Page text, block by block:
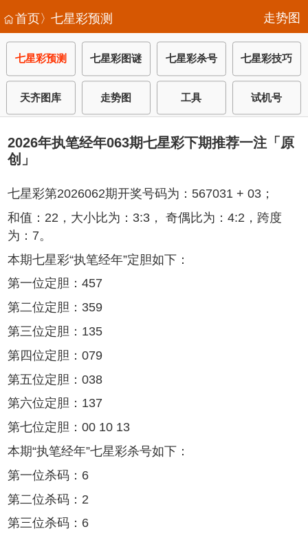
首页〉七星彩预测 走势图
七星彩预测 七星彩图谜 七星彩杀号 七星彩技巧
天齐图库 走势图 工具 试机号
2026年执笔经年063期七星彩下期推荐一注「原
创」
七星彩第2026062期开奖号码为：567031 + 03；
和值：22，大小比为：3:3， 奇偶比为：4:2，跨度
为：7。
本期七星彩“执笔经年”定胆如下：
第一位定胆：457
第二位定胆：359
第三位定胆：135
第四位定胆：079
第五位定胆：038
第六位定胆：137
第七位定胆：00 10 13
本期“执笔经年”七星彩杀号如下：
第一位杀码：6
第二位杀码：2
第三位杀码：6